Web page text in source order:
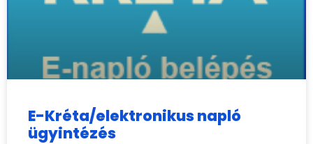
E-Kréta/elektronikus napló
ügyintézés